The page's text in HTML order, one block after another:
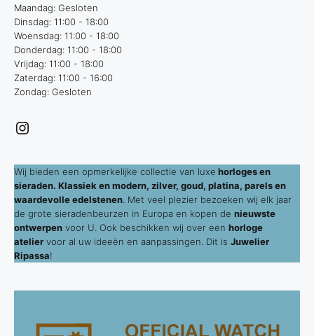
Maandag: Gesloten
Dinsdag: 11:00 - 18:00
Woensdag: 11:00 - 18:00
Donderdag: 11:00 - 18:00
Vrijdag: 11:00 - 18:00
Zaterdag: 11:00 - 16:00
Zondag: Gesloten
Instagram
Wij bieden een opmerkelijke collectie van luxe horloges en
sieraden. Klassiek en modern, zilver, goud, platina, parels en
waardevolle edelstenen . Met veel plezier bezoeken wij elk jaar
de grote sieradenbeurzen in Europa en kopen de nieuwste
ontwerpen voor U. Ook beschikken wij over een horloge
atelier voor al uw ideeën en aanpassingen. Dit is Juwelier
Ripassa!